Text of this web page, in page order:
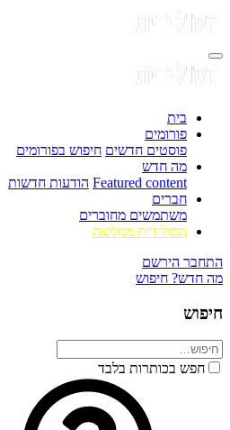
בית
פורומים
פוסטים חדשים חיפוש בפורומים
מה חדש
Featured content הודעות חדשות
חברים
משתמשים מחוברים
הסולידית ממליצה
התחבר הירשם
מה חדש? חיפוש
חיפוש
חפש בכותרות בלבד